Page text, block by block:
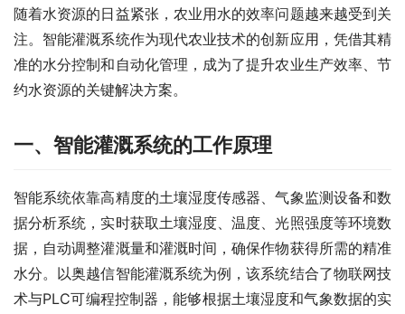
随着水资源的日益紧张，农业用水的效率问题越来越受到关
注。智能灌溉系统作为现代农业技术的创新应用，凭借其精
准的水分控制和自动化管理，成为了提升农业生产效率、节
约水资源的关键解决方案。
一、智能灌溉系统的工作原理
智能系统依靠高精度的土壤湿度传感器、气象监测设备和数
据分析系统，实时获取土壤湿度、温度、光照强度等环境数
据，自动调整灌溉量和灌溉时间，确保作物获得所需的精准
水分。以奥越信智能灌溉系统为例，该系统结合了物联网技
术与PLC可编程控制器，能够根据土壤湿度和气象数据的实